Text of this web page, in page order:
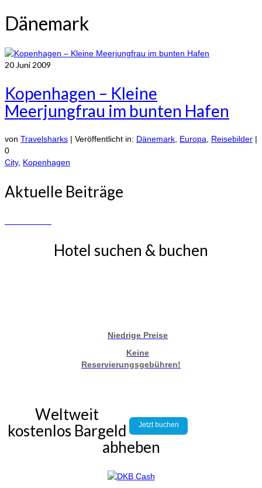
Dänemark
20 Juni 2009
Kopenhagen – Kleine
Meerjungfrau im bunten Hafen
von Travelsharks | Veröffentlicht in: Dänemark, Europa, Reisebilder |
0
City, Kopenhagen
Aktuelle Beiträge
Hotel suchen & buchen
Niedrige Preise
Keine
Reservierungsgebühren!
Jetzt buchen
Weltweit
kostenlos Bargeld
abheben